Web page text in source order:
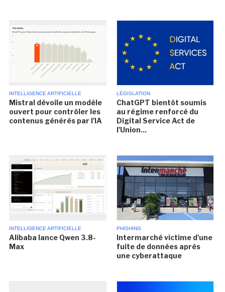
INTELLIGENCE ARTIFICIELLE
Mistral dévoile un modèle
ouvert pour contrôler les
contenus générés par l'IA
LÉGISLATION
ChatGPT bientôt soumis
au régime renforcé du
Digital Service Act de
l'Union...
INTELLIGENCE ARTIFICIELLE
Alibaba lance Qwen 3.8-
Max
PHISHING
Intermarché victime d'une
fuite de données après
une cyberattaque